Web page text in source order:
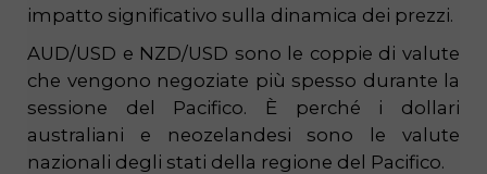
impatto significativo sulla dinamica dei prezzi.
AUD/USD e NZD/USD sono le coppie di valute
che vengono negoziate più spesso durante la
sessione del Pacifico. È perché i dollari
australiani e neozelandesi sono le valute
nazionali degli stati della regione del Pacifico.